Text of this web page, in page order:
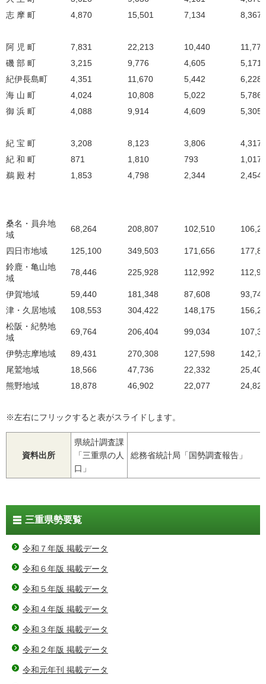
志 摩 町
4,870 15,501 7,134 8,367
阿 児 町 7,831 22,213 10,440
11,773
磯 部 町
3,215 9,776 4,605
5,171
紀伊長島町
4,351 11,670 5,442
6,228
海 山 町
4,024 10,808 5,022
5,786
御 浜 町
4,088 9,914 4,609 5,305
紀 宝 町 3,208 8,123 3,806
4,317
紀 和 町
871 1,810 793
1,017
鵜 殿 村
1,853 4,798 2,344 2,454
桑名・員弁地
域
68,264 208,807 102,510
四日市地域 125,100 349,503 171,656
鈴鹿・亀山地
域
78,446 225,928 112,992
伊賀地域 59,440 181,348 87,608
93,740
津・久居地域
108,553 304,422 148,175
松阪・紀勢地
域
69,764 206,404 99,034
伊勢志摩地域 89,431 270,308 127,598
尾鷲地域
18,566 47,736 22,332
25,404
熊野地域
18,878 46,902 22,077 24,825
※左右にフリックすると表がスライドします。
資料出所
県統計調査課
「三重県の人
口」
総務省統計局「国勢調査報告」
三重県勢要覧
令和７年版 掲載データ
令和６年版 掲載データ
令和５年版 掲載データ
令和４年版 掲載データ
令和３年版 掲載データ
令和２年版 掲載データ
令和元年刊 掲載データ